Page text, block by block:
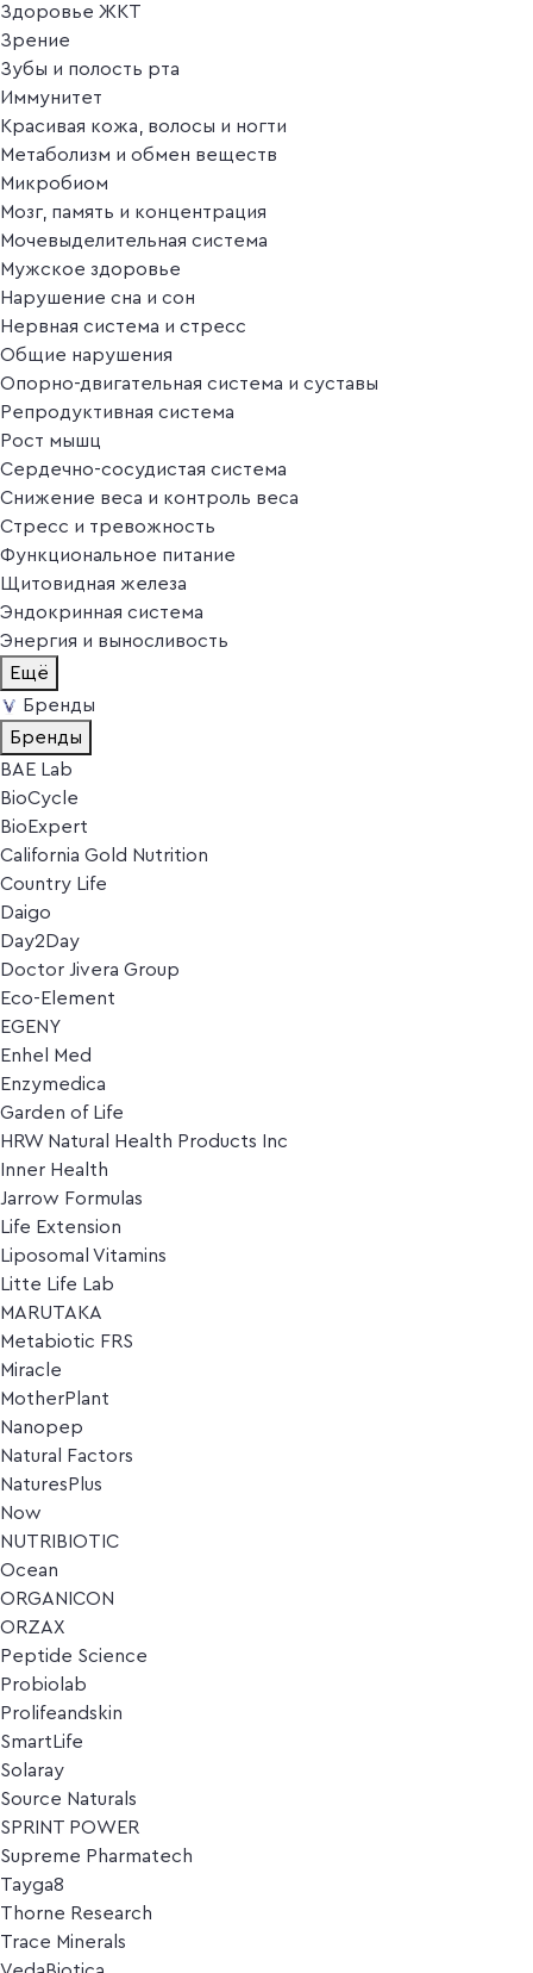
Здоровье ЖКТ
Зрение
Зубы и полость рта
Иммунитет
Красивая кожа, волосы и ногти
Метаболизм и обмен веществ
Микробиом
Мозг, память и концентрация
Мочевыделительная система
Мужское здоровье
Нарушение сна и сон
Нервная система и стресс
Общие нарушения
Опорно-двигательная система и суставы
Репродуктивная система
Рост мышц
Сердечно-сосудистая система
Снижение веса и контроль веса
Стресс и тревожность
Функциональное питание
Щитовидная железа
Эндокринная система
Энергия и выносливость
Ещё
Бренды
Бренды
BAE Lab
BioCycle
BioExpert
California Gold Nutrition
Country Life
Daigo
Day2Day
Doctor Jivera Group
Eco-Element
EGENY
Enhel Med
Enzymedica
Garden of Life
HRW Natural Health Products Inc
Inner Health
Jarrow Formulas
Life Extension
Liposomal Vitamins
Litte Life Lab
MARUTAKA
Metabiotic FRS
Miracle
MotherPlant
Nanopep
Natural Factors
NaturesPlus
Now
NUTRIBIOTIC
Ocean
ORGANICON
ORZAX
Peptide Science
Probiolab
Prolifeandskin
SmartLife
Solaray
Source Naturals
SPRINT POWER
Supreme Pharmatech
Tayga8
Thorne Research
Trace Minerals